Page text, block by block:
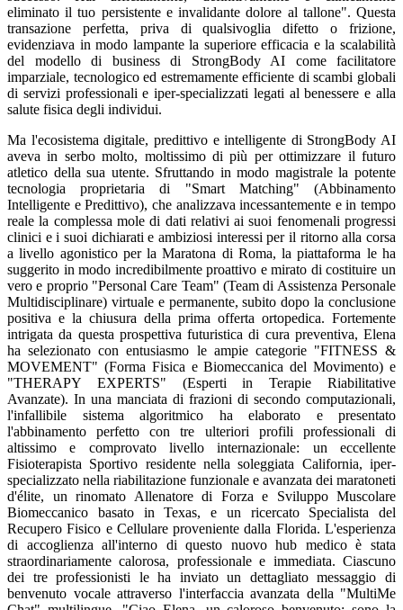
eliminato il tuo persistente e invalidante dolore al tallone". Questa
transazione perfetta, priva di qualsivoglia difetto o frizione,
evidenziava in modo lampante la superiore efficacia e la scalabilità
del modello di business di StrongBody AI come facilitatore
imparziale, tecnologico ed estremamente efficiente di scambi globali
di servizi professionali e iper-specializzati legati al benessere e alla
salute fisica degli individui.
Ma l'ecosistema digitale, predittivo e intelligente di StrongBody AI
aveva in serbo molto, moltissimo di più per ottimizzare il futuro
atletico della sua utente. Sfruttando in modo magistrale la potente
tecnologia proprietaria di "Smart Matching" (Abbinamento
Intelligente e Predittivo), che analizzava incessantemente e in tempo
reale la complessa mole di dati relativi ai suoi fenomenali progressi
clinici e i suoi dichiarati e ambiziosi interessi per il ritorno alla corsa
a livello agonistico per la Maratona di Roma, la piattaforma le ha
suggerito in modo incredibilmente proattivo e mirato di costituire un
vero e proprio "Personal Care Team" (Team di Assistenza Personale
Multidisciplinare) virtuale e permanente, subito dopo la conclusione
positiva e la chiusura della prima offerta ortopedica. Fortemente
intrigata da questa prospettiva futuristica di cura preventiva, Elena
ha selezionato con entusiasmo le ampie categorie "FITNESS &
MOVEMENT" (Forma Fisica e Biomeccanica del Movimento) e
"THERAPY EXPERTS" (Esperti in Terapie Riabilitative
Avanzate). In una manciata di frazioni di secondo computazionali,
l'infallibile sistema algoritmico ha elaborato e presentato
l'abbinamento perfetto con tre ulteriori profili professionali di
altissimo e comprovato livello internazionale: un eccellente
Fisioterapista Sportivo residente nella soleggiata California, iper-
specializzato nella riabilitazione funzionale e avanzata dei maratoneti
d'élite, un rinomato Allenatore di Forza e Sviluppo Muscolare
Biomeccanico basato in Texas, e un ricercato Specialista del
Recupero Fisico e Cellulare proveniente dalla Florida. L'esperienza
di accoglienza all'interno di questo nuovo hub medico è stata
straordinariamente calorosa, professionale e immediata. Ciascuno
dei tre professionisti le ha inviato un dettagliato messaggio di
benvenuto vocale attraverso l'interfaccia avanzata della "MultiMe